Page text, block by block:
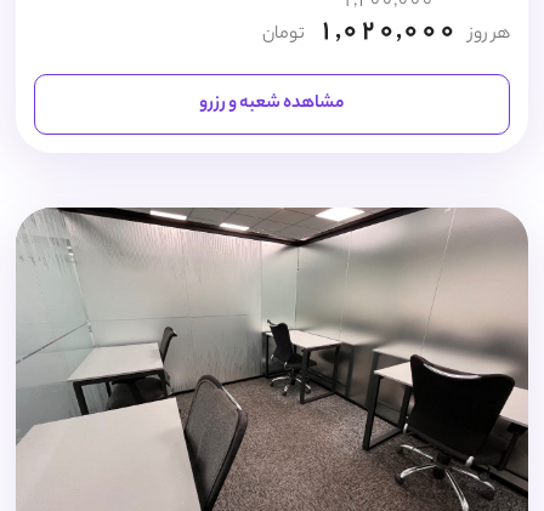
هر روز 1,020,000 تومان
مشاهده شعبه و رزرو